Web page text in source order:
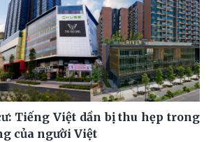
Tiếng Việt dần bị thu hẹp trong
của người Việt